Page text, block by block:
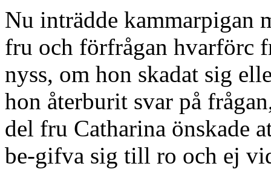
Nu inträdde kammarpigan
fru och förfrågan hvarförc
nyss, om hon skadat sig
hon återburit svar på
del fru Catharina önskade
be-gifva sig till ro och ej